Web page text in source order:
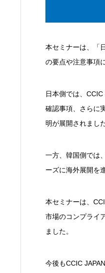
本セミナーは、「
の要点や注意事項
日本側では、
確認事項、さらに
明が展開されました
一方、韓国側では
ーズに海外展開を
本セミナーは、
市場のコンプライ
ました。
今後もCCIC